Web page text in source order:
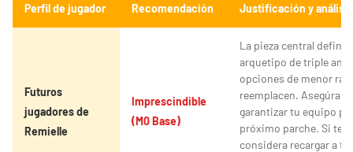
Perfil de jugador Recomendación Justificación y análisis
Futuros
jugadores de
Remielle
Imprescindible
(M0 Base)
La pieza central
arquetipo de triple
opciones de menor
reemplacen. Asegúrala
garantizar tu equipo
próximo parche. Si te
considera recargar a